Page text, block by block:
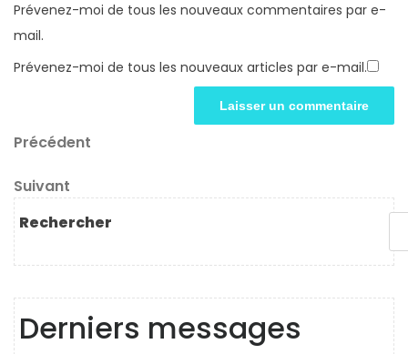
Prévenez-moi de tous les nouveaux commentaires par e-
mail.
Prévenez-moi de tous les nouveaux articles par e-mail.
Navigation
de
l’article
Article
Précédent
Article
suivant
Suivant
Rechercher
Derniers messages